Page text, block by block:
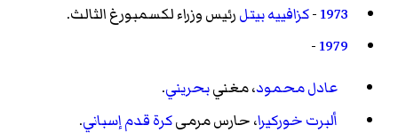
1973
-كزافييه بيتلرئيس وزراء لكسمبورغ الثالث.
1979
-
عادل محمود، مغنيبحريني.
ألبرت خوركيرا، حارس مرمىكرة قدمإسباني.